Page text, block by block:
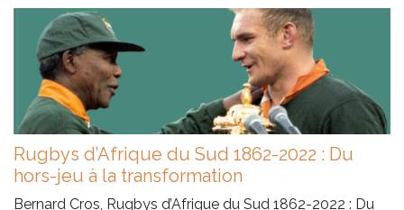
Rugbys d’Afrique du Sud 1862-2022 : Du
hors-jeu à la transformation
Bernard Cros, Rugbys d’Afrique du Sud 1862-2022 : Du